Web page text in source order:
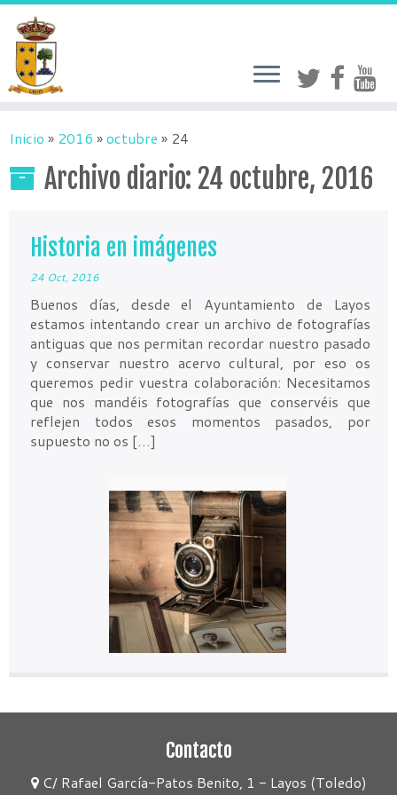
Inicio » 2016 »octubre » 24
Archivo diario: 24 octubre, 2016
Historia en imágenes
24 Oct, 2016
Buenos días, desde el Ayuntamiento de Layos
estamos intentando crear un archivo de fotografías
antiguas que nos permitan recordar nuestro pasado
y conservar nuestro acervo cultural, por eso os
queremos pedir vuestra colaboración: Necesitamos
que nos mandéis fotografías que conservéis que
reflejen todos esos momentos pasados, por
supuesto no os […]
Contacto
C/ Rafael García-Patos Benito, 1 - Layos (Toledo)